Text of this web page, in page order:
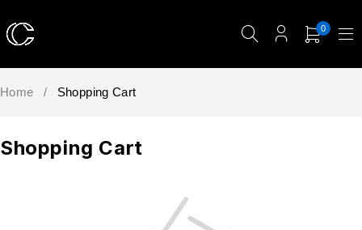
0
Shopping Cart
Home / Shopping Cart